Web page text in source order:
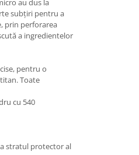
au dus la
subțiri pentru a
prin perforarea
a ingredientelor
pentru o
Toate
cu 540
stratul protector al